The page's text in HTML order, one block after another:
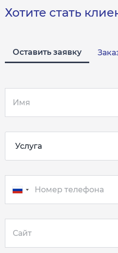
Хотите стать
Оставить заявку